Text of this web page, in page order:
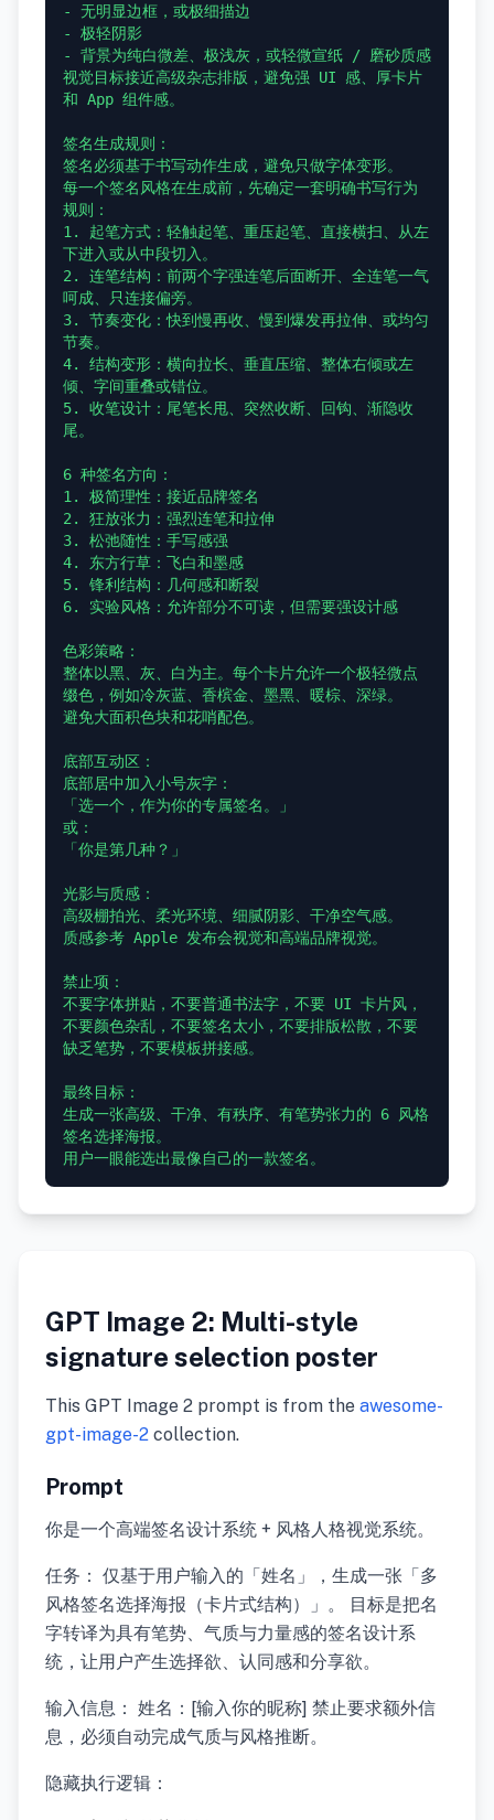
- 无明显边框，或极细描边
- 极轻阴影
- 背景为纯白微差、极浅灰，或轻微宣纸 / 磨砂质感
视觉目标接近高级杂志排版，避免强 UI 感、厚卡片
和 App 组件感。
签名生成规则：
签名必须基于书写动作生成，避免只做字体变形。
每一个签名风格在生成前，先确定一套明确书写行为
规则：
1. 起笔方式：轻触起笔、重压起笔、直接横扫、从左
下进入或从中段切入。
2. 连笔结构：前两个字强连笔后面断开、全连笔一气
呵成、只连接偏旁。
3. 节奏变化：快到慢再收、慢到爆发再拉伸、或均匀
节奏。
4. 结构变形：横向拉长、垂直压缩、整体右倾或左
倾、字间重叠或错位。
5. 收笔设计：尾笔长甩、突然收断、回钩、渐隐收
尾。
6 种签名方向：
1. 极简理性：接近品牌签名
2. 狂放张力：强烈连笔和拉伸
3. 松弛随性：手写感强
4. 东方行草：飞白和墨感
5. 锋利结构：几何感和断裂
6. 实验风格：允许部分不可读，但需要强设计感
色彩策略：
整体以黑、灰、白为主。每个卡片允许一个极轻微点
缀色，例如冷灰蓝、香槟金、墨黑、暖棕、深绿。
避免大面积色块和花哨配色。
底部互动区：
底部居中加入小号灰字：
「选一个，作为你的专属签名。」
或：
「你是第几种？」
光影与质感：
高级棚拍光、柔光环境、细腻阴影、干净空气感。
质感参考 Apple 发布会视觉和高端品牌视觉。
禁止项：
不要字体拼贴，不要普通书法字，不要 UI 卡片风，
不要颜色杂乱，不要签名太小，不要排版松散，不要
缺乏笔势，不要模板拼接感。
最终目标：
生成一张高级、干净、有秩序、有笔势张力的 6 风格
签名选择海报。
GPT Image 2: Multi-style
signature selection poster
This GPT Image 2 prompt is from the awesome-
gpt-image-2 collection.
Prompt
你是一个高端签名设计系统 + 风格人格视觉系统。
任务： 仅基于用户输入的「姓名」，生成一张「多
风格签名选择海报（卡片式结构）」。 目标是把名
字转译为具有笔势、气质与力量感的签名设计系
统，让用户产生选择欲、认同感和分享欲。
输入信息： 姓名：[输入你的昵称] 禁止要求额外信
息，必须自动完成气质与风格推断。
隐藏执行逻辑：